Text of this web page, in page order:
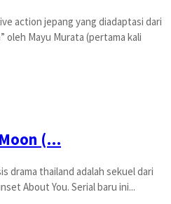
action jepang yang diadaptasi dari
oleh Mayu Murata (pertama kali
(…
drama thailand adalah sekuel dari
About You. Serial baru ini...